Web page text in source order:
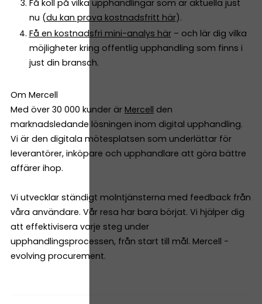
Få koll på vilka upphandlingar som är aktuella just
nu (du kan prova kostnadsfritt här).
Få en kostnadsfri mini-analys här– och lär dig vilka
möjligheter kring offentlig upphandling som finns i
just din bransch.
Om Mercell
Med över 30 000 kunder är Mercell den
marknadsledande lösningen inom digital upphandling.
Vi är den digitala mötesplatsen som underlättar för
leverantörer, inköpare och upphandlare att göra bättre
affärer ihop.
Vi utvecklar ständigt molntjänsterna med feedback från
våra användare. Vår resa har bara börjat. Vi hjälper dig
att effektivisera varje steg under
upphandlingsprocessen, från start till mål. Mercell -
evolving procurement.